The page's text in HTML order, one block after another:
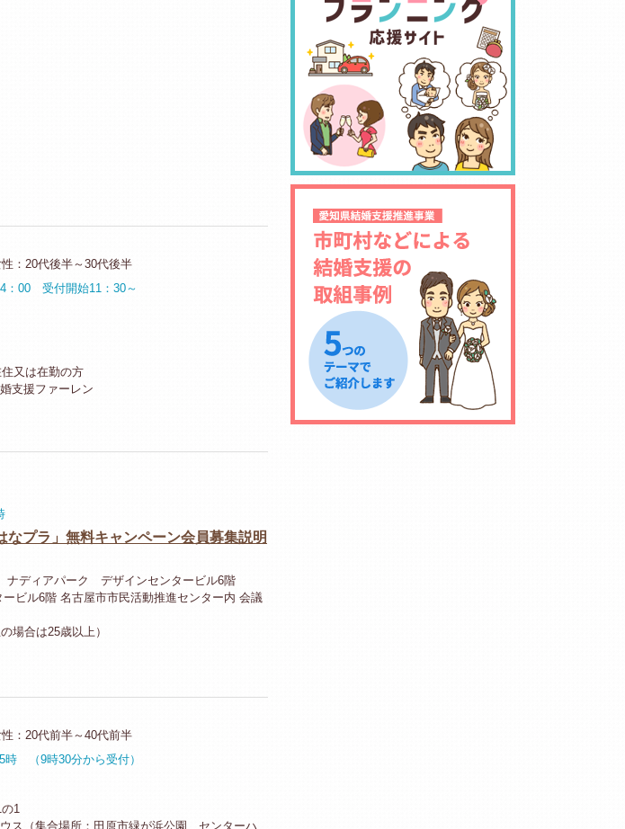
：20代後半～30代後半
：00 受付開始11：30～
又は在勤の方
支援ファーレン
なプラ」無料キャンペーン会員募集説明
ナディアパーク デザインセンタービル6階
ビル6階 名古屋市市民活動推進センター内 会議
場合は25歳以上）
：20代前半～40代前半
時 （9時30分から受付）
1
ス（集合場所：田原市緑が浜公園 センターハ